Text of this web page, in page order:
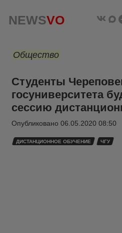
NEWSVO
Общество
Студенты
госуниверситета
сессию
Опубликовано 06.05.2020 08:50
ДИСТАНЦИОННОЕ ОБУЧЕНИЕ ЧГУ